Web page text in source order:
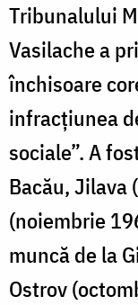
Tribunalului
Vasilache a
închisoare
infracțiunea
sociale”. A
Bacău, Jilava
(noiembrie
muncă de la
Ostrov